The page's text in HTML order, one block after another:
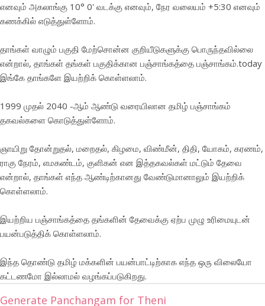
எனவும் அகலாங்கு 10° 0' வடக்கு எனவும், நேர வலையம் +5:30 எனவும்
கணக்கில் எடுத்துள்ளோம்.
தாங்கள் வாழும் பகுதி மேற்சொன்ன குறியீடுகளுக்கு பொருந்தவில்லை
என்றால், தாங்கள் தங்கள் பகுதிக்கான பஞ்சாங்கத்தை பஞ்சாங்கம்.today
இங்கே தாங்களே இயற்றிக் கொள்ளலாம்.
1999 முதல் 2040 -ஆம் ஆண்டு வரையிலான தமிழ் பஞ்சாங்கம்
தகவல்களை கொடுத்துள்ளோம்.
ஞாயிறு தோன்றுதல், மறைதல், கிழமை, விண்மீன், திதி, யோகம், கரணம்,
ராகு நேரம், எமகண்டம், குளிகன் என இத்தகவல்கள் மட்டும் தேவை
என்றால், தாங்கள் எந்த ஆண்டிற்கானது வேண்டுமானாலும் இயற்றிக்
கொள்ளலாம்.
இயற்றிய பஞ்சாங்கத்தை தங்களின் தேவைக்கு ஏற்ப முழு உரிமையுடன்
பயன்படுத்திக் கொள்ளலாம்.
இந்த தொண்டு தமிழ் மக்களின் பயன்பாட்டிற்காக எந்த ஒரு விலையோ
கட்டணமோ இல்லாமல் வழங்கப்படுகிறது.
Generate Panchangam for Theni